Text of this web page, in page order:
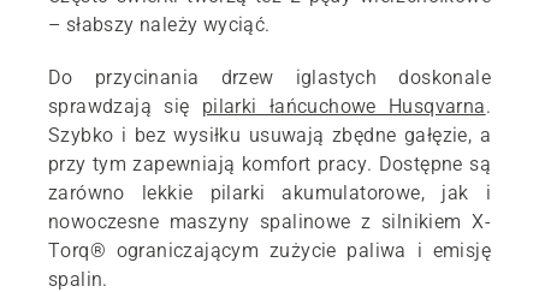
– słabszy należy wyciąć.
Do przycinania drzew iglastych doskonale
sprawdzają się pilarki łańcuchowe Husqvarna.
Szybko i bez wysiłku usuwają zbędne gałęzie, a
przy tym zapewniają komfort pracy. Dostępne są
zarówno lekkie pilarki akumulatorowe, jak i
nowoczesne maszyny spalinowe z silnikiem X-
Torq® ograniczającym zużycie paliwa i emisję
spalin.